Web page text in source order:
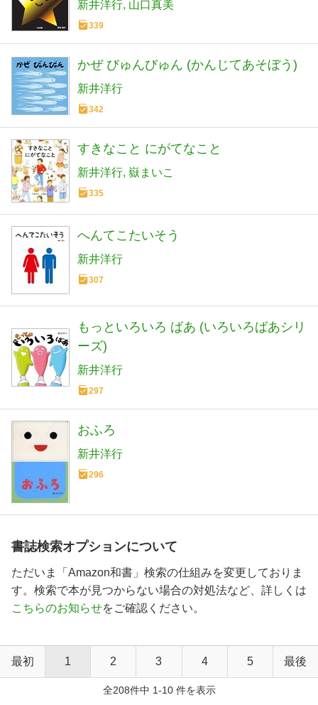
新井洋行 山口真美
339
かぜ びゅんびゅん (かんじてあそぼう)
新井洋行
342
すきなこと にがてなこと
新井洋行 嶽まいこ
335
へんてこたいそう
新井洋行
307
もっといろいろ ばあ (いろいろばあシリ
ーズ)
新井洋行
297
おふろ
新井洋行
296
書誌検索オプションについて
ただいま「Amazon和書」検索の仕組みを変更しておりま
す。検索で本が見つからない場合の対処法など、詳しくは
こちらのお知らせをご確認ください。
最初 1 2 3 4 5 最後
全208件中 1-10 件を表示